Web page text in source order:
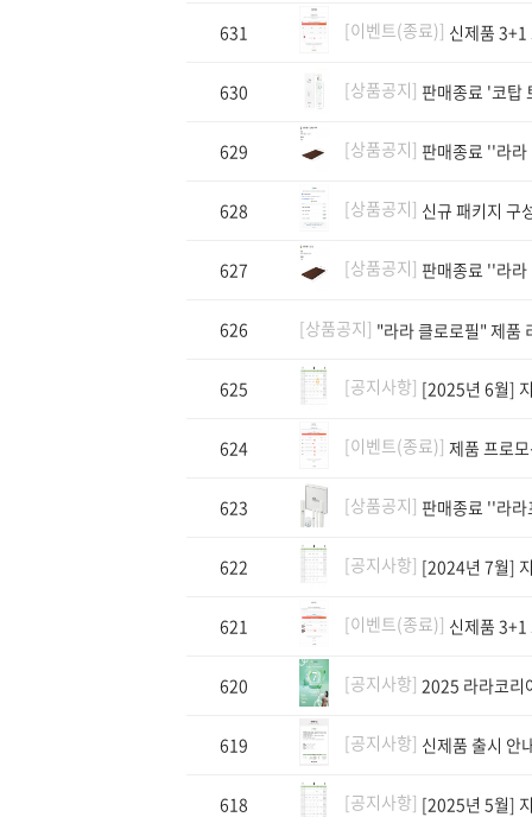
631 [이벤트(종료)] 신제품
630 [상품공지] 판매종료 '코탑
629 [상품공지] 판매종료 ''라
628 [상품공지] 신규 패키지 구
627 [상품공지] 판매종료 ''라
626 [상품공지] "라라 클로로필" 제품
625 [공지사항] [2025년 6월]
624 [이벤트(종료)] 제품 프로
623 [상품공지] 판매종료 ''라
622 [공지사항] [2024년 7월]
621 [이벤트(종료)] 신제품
620 [공지사항] 2025 라라코리
619 [공지사항] 신제품 출시 안
618 [공지사항] [2025년 5월]